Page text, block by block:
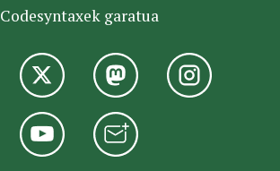
Codesyntaxek garatua